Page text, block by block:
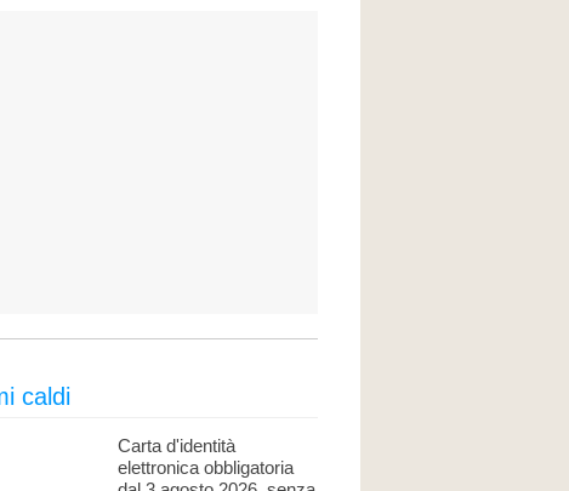
caldi
Carta d'identità
elettronica obbligatoria